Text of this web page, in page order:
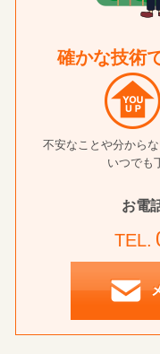
確かな技術
不安なことや分から
いつでも
お電
TEL.